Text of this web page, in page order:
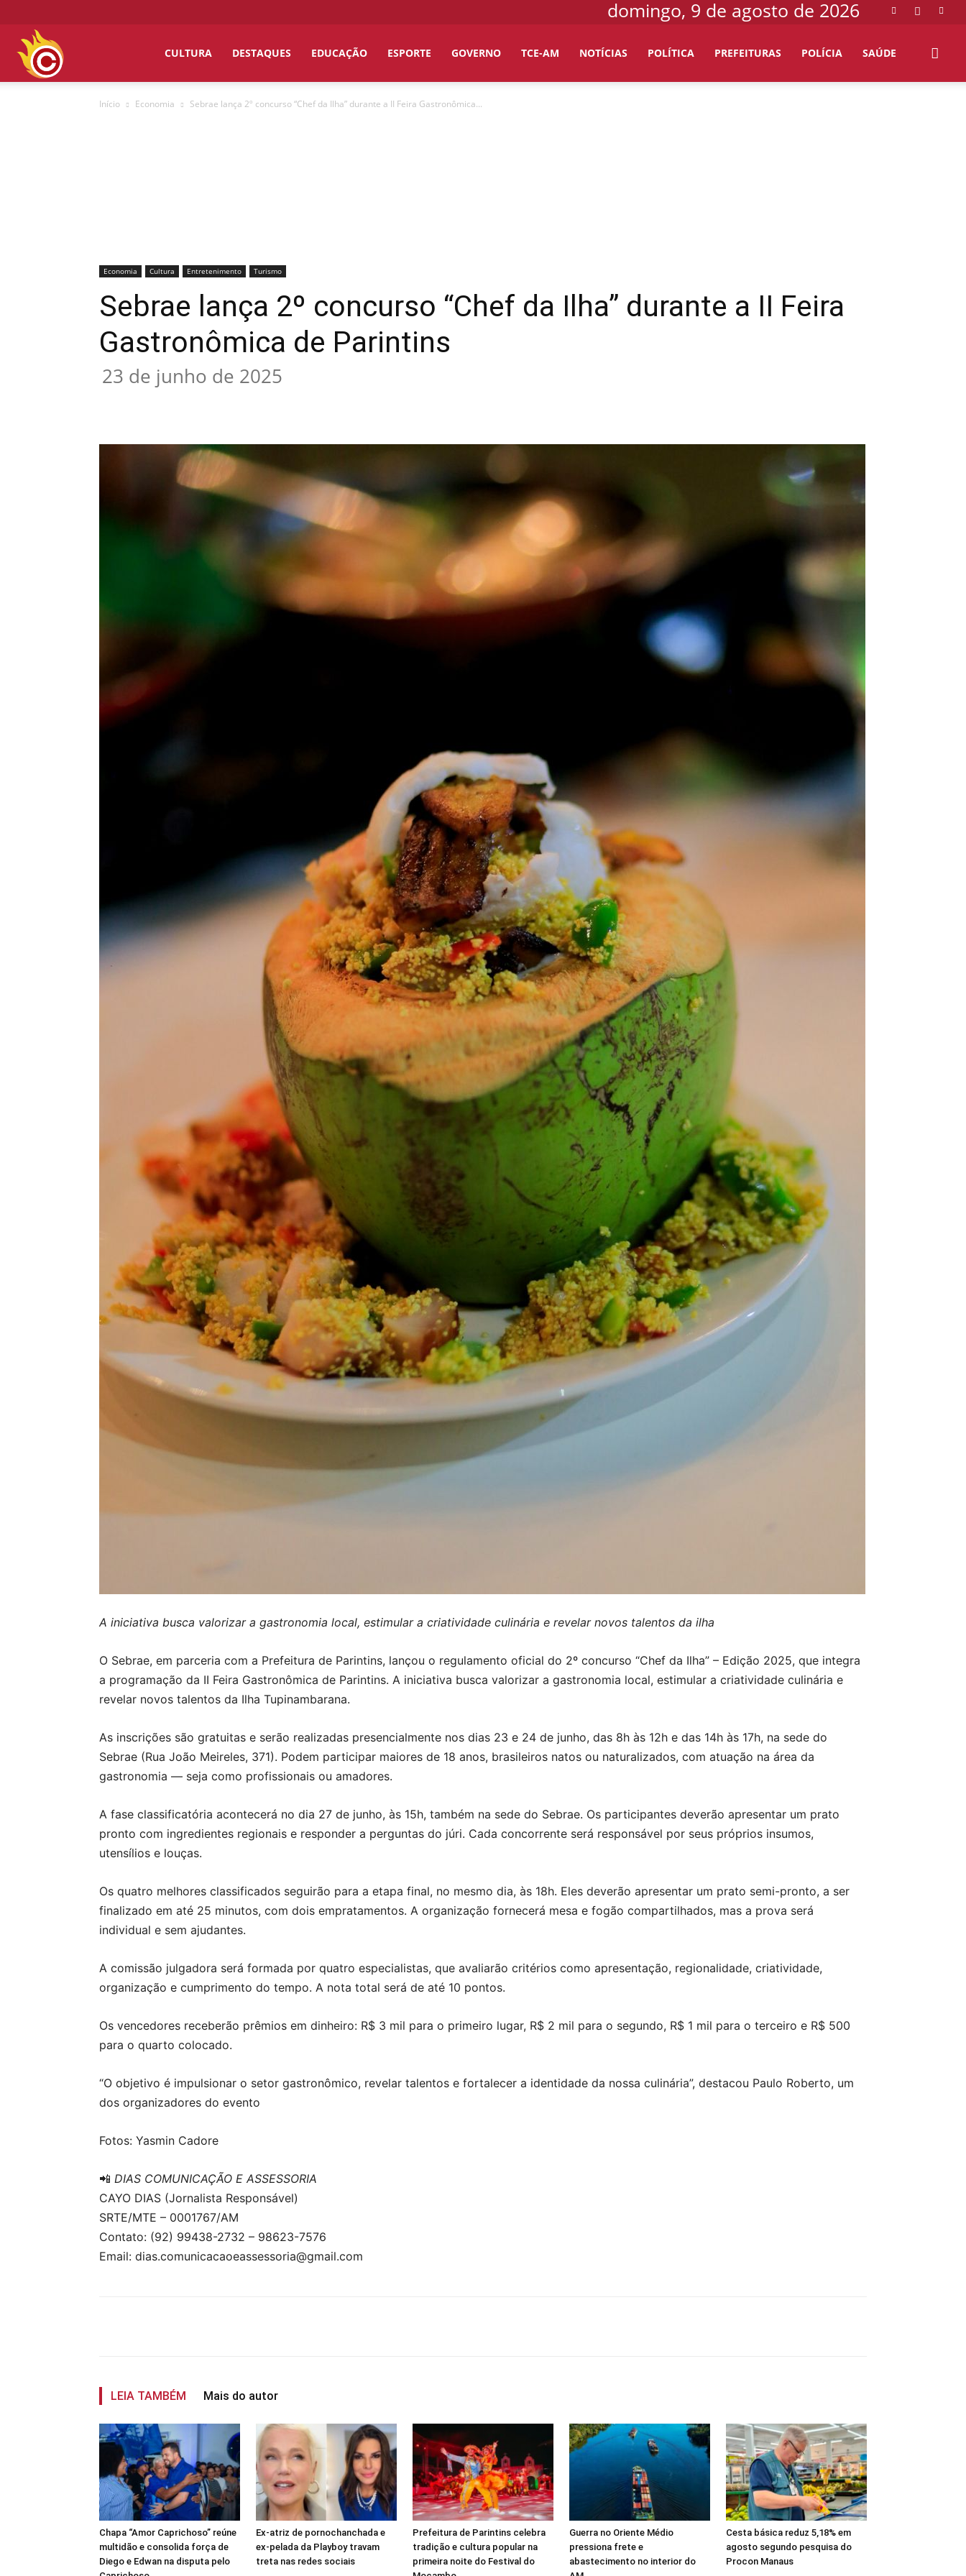
domingo, 9 de agosto de 2026
CULTURA DESTAQUES EDUCAÇÃO ESPORTE GOVERNO TCE-AM NOTÍCIAS POLÍTICA PREFEITURAS POLÍCIA SAÚDE
Início Economia Sebrae lança 2º concurso “Chef da Ilha” durante a II Feira Gastronômica...
Economia Cultura Entretenimento Turismo
Sebrae lança 2º concurso “Chef da Ilha” durante a II Feira
Gastronômica de Parintins
23 de junho de 2025
A iniciativa busca valorizar a gastronomia local, estimular a criatividade culinária e revelar novos talentos da ilha
O Sebrae, em parceria com a Prefeitura de Parintins, lançou o regulamento oficial do 2º concurso “Chef da Ilha” – Edição 2025, que integra
a programação da II Feira Gastronômica de Parintins. A iniciativa busca valorizar a gastronomia local, estimular a criatividade culinária e
revelar novos talentos da Ilha Tupinambarana.
As inscrições são gratuitas e serão realizadas presencialmente nos dias 23 e 24 de junho, das 8h às 12h e das 14h às 17h, na sede do
Sebrae (Rua João Meireles, 371). Podem participar maiores de 18 anos, brasileiros natos ou naturalizados, com atuação na área da
gastronomia — seja como profissionais ou amadores.
A fase classificatória acontecerá no dia 27 de junho, às 15h, também na sede do Sebrae. Os participantes deverão apresentar um prato
pronto com ingredientes regionais e responder a perguntas do júri. Cada concorrente será responsável por seus próprios insumos,
utensílios e louças.
Os quatro melhores classificados seguirão para a etapa final, no mesmo dia, às 18h. Eles deverão apresentar um prato semi-pronto, a ser
finalizado em até 25 minutos, com dois empratamentos. A organização fornecerá mesa e fogão compartilhados, mas a prova será
individual e sem ajudantes.
A comissão julgadora será formada por quatro especialistas, que avaliarão critérios como apresentação, regionalidade, criatividade,
organização e cumprimento do tempo. A nota total será de até 10 pontos.
Os vencedores receberão prêmios em dinheiro: R$ 3 mil para o primeiro lugar, R$ 2 mil para o segundo, R$ 1 mil para o terceiro e R$ 500
para o quarto colocado.
“O objetivo é impulsionar o setor gastronômico, revelar talentos e fortalecer a identidade da nossa culinária”, destacou Paulo Roberto, um
dos organizadores do evento
Fotos: Yasmin Cadore
📲 DIAS COMUNICAÇÃO E ASSESSORIA
CAYO DIAS (Jornalista Responsável)
SRTE/MTE – 0001767/AM
Contato: (92) 99438-2732 – 98623-7576
Email: dias.comunicacaoeassessoria@gmail.com
LEIA TAMBÉM Mais do autor
Chapa “Amor Caprichoso” reúne
multidão e consolida força de
Diego e Edwan na disputa pelo
Ex-atriz de pornochanchada e
ex-pelada da Playboy travam
treta nas redes sociais
Prefeitura de Parintins celebra
tradição e cultura popular na
primeira noite do Festival do
Guerra no Oriente Médio
pressiona frete e
abastecimento no interior do
Cesta básica reduz 5,18% em
agosto segundo pesquisa do
Procon Manaus